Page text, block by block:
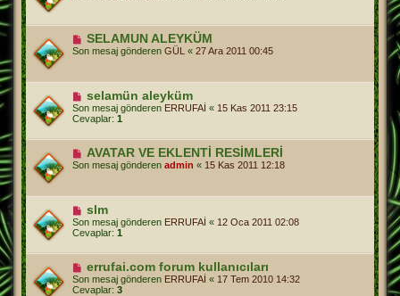
SELAMUN ALEYKÜM
Son mesaj gönderen GÜL « 27 Ara 2011 00:45
selamün aleyküm
Son mesaj gönderen ERRUFAİ « 15 Kas 2011 23:15
Cevaplar: 1
AVATAR VE EKLENTİ RESİMLERİ
Son mesaj gönderen admin « 15 Kas 2011 12:18
slm
Son mesaj gönderen ERRUFAİ « 12 Oca 2011 02:08
Cevaplar: 1
errufai.com forum kullanıcıları
Son mesaj gönderen ERRUFAİ « 17 Tem 2010 14:32
Cevaplar: 3